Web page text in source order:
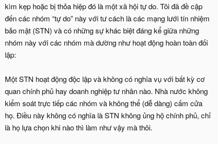
kìm kẹp hoặc bị thỏa hiệp đó là một xã hội tự do. Tôi đã đề cập
đến các nhóm “tự do” này với tư cách là các mạng lưới tín nhiệm
bảo mật (STN) và có những sự khác biệt đáng kể giữa những
nhóm này với các nhóm mà dường như hoạt động hoàn toàn đối
lập:
Một STN hoạt động độc lập và không có nghĩa vụ với bất kỳ cơ
quan chính phủ hay doanh nghiệp tư nhân nào. Nhà nước không
kiểm soát trực tiếp các nhóm và không thể (dễ dàng) cấm cửa
họ. Điều này không có nghĩa là STN không ủng hộ chính phủ, chỉ
là họ lựa chọn khi nào thì làm như vậy mà thôi.